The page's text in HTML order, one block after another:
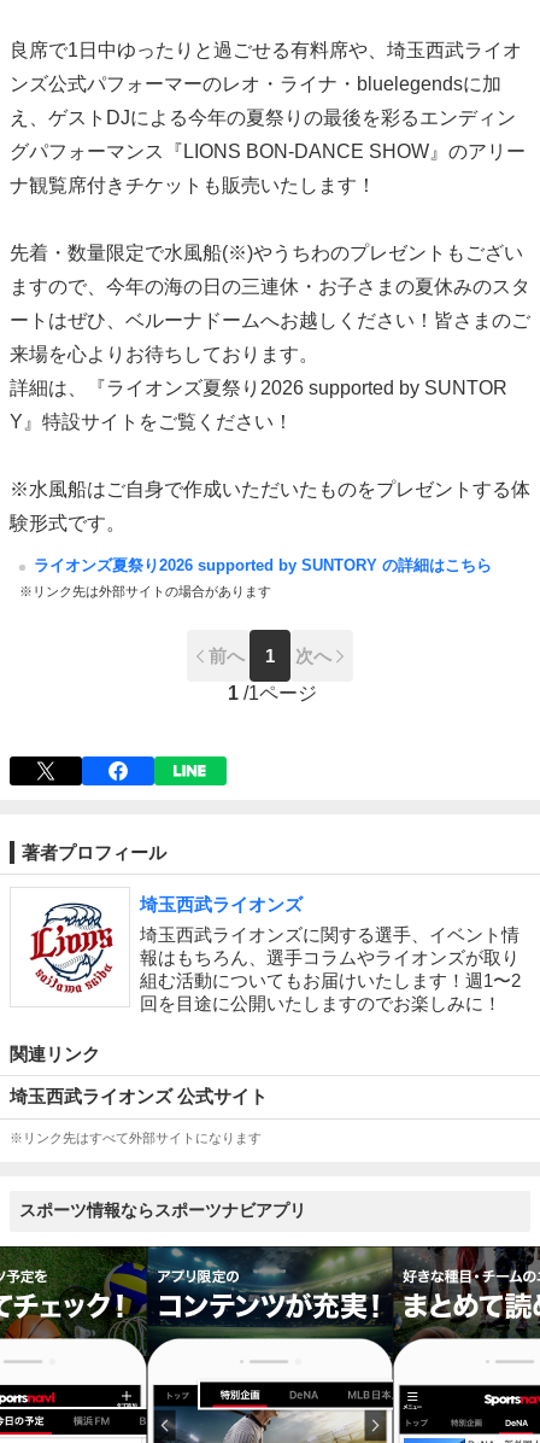
良席で1日中ゆったりと過ごせる有料席や、埼玉西武ライオ
ンズ公式パフォーマーのレオ・ライナ・bluelegendsに加
え、ゲストDJによる今年の夏祭りの最後を彩るエンディン
グパフォーマンス『LIONS BON-DANCE SHOW』のアリー
ナ観覧席付きチケットも販売いたします！
先着・数量限定で水風船(※)やうちわのプレゼントもござい
ますので、今年の海の日の三連休・お子さまの夏休みのスタ
ートはぜひ、ベルーナドームへお越しください！皆さまのご
来場を心よりお待ちしております。
詳細は、『ライオンズ夏祭り2026 supported by SUNTOR
Y』特設サイトをご覧ください！
※水風船はご自身で作成いただいたものをプレゼントする体
験形式です。
ライオンズ夏祭り2026 supported by SUNTORY の詳細はこちら
※リンク先は外部サイトの場合があります
前へ 1
次へ
1 /1ページ
著者プロフィール
埼玉西武ライオンズ
埼玉西武ライオンズに関する選手、イベント情
報はもちろん、選手コラムやライオンズが取り
組む活動についてもお届けいたします！週1〜2
回を目途に公開いたしますのでお楽しみに！
関連リンク
埼玉西武ライオンズ 公式サイト
※リンク先はすべて外部サイトになります
スポーツ情報ならスポーツナビアプリ